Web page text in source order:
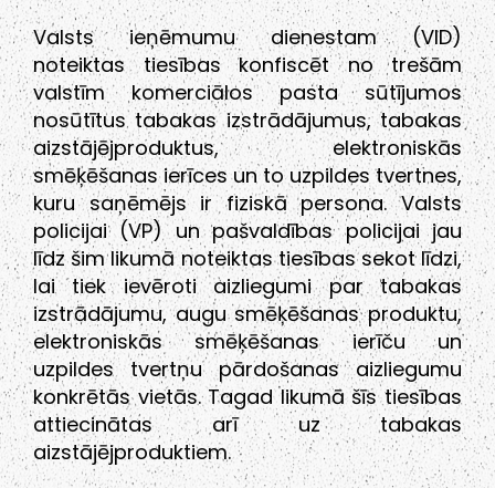
Valsts ieņēmumu dienestam (VID)
noteiktas tiesības konfiscēt no trešām
valstīm komerciālos pasta sūtījumos
nosūtītus tabakas izstrādājumus, tabakas
aizstājējproduktus, elektroniskās
smēķēšanas ierīces un to uzpildes tvertnes,
kuru saņēmējs ir fiziskā persona. Valsts
policijai (VP) un pašvaldības policijai jau
līdz šim likumā noteiktas tiesības sekot līdzi,
lai tiek ievēroti aizliegumi par tabakas
izstrādājumu, augu smēķēšanas produktu,
elektroniskās smēķēšanas ierīču un
uzpildes tvertņu pārdošanas aizliegumu
konkrētās vietās. Tagad likumā šīs tiesības
attiecinātas arī uz tabakas
aizstājējproduktiem.